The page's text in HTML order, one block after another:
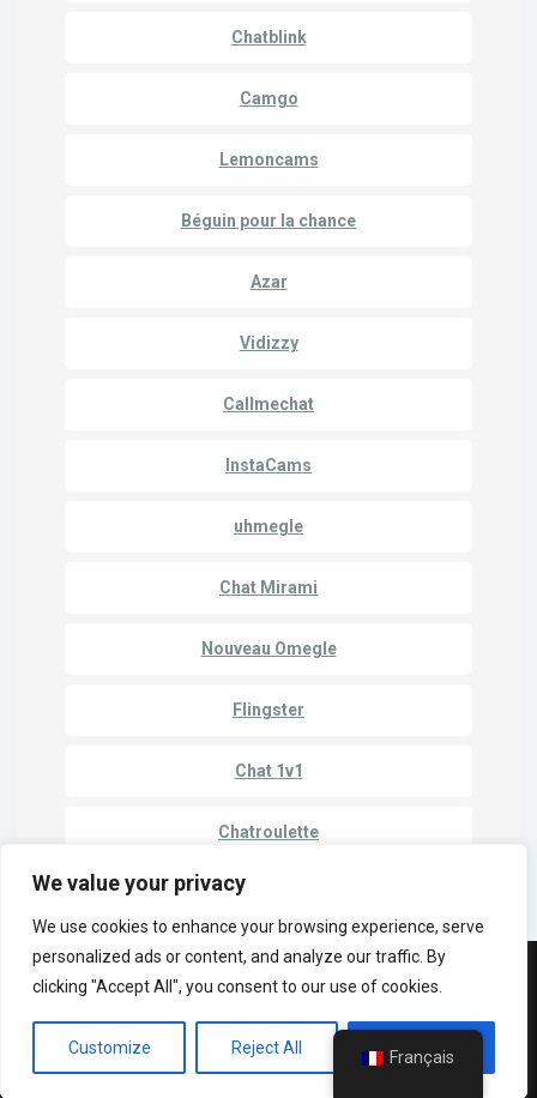
We value your privacy
We use cookies to enhance your browsing experience, serve
personalized ads or content, and analyze our traffic. By
clicking "Accept All", you consent to our use of cookies.
Customize Reject All Accept All
Chatblink
Camgo
Lemoncams
Béguin pour la chance
Azar
Vidizzy
Callmechat
InstaCams
uhmegle
Chat Mirami
Nouveau Omegle
Flingster
Chat 1v1
Chatroulette
© Copyright 2023 | Cam Match - Discuter avec des étrangers en ligne
Politique de confidentialité
Conditions générales d'utilisation
Sites de chat
Français